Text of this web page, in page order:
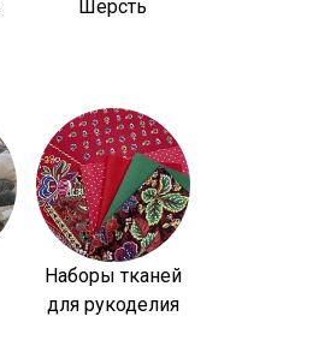
Шерсть
Наборы тканей
для рукоделия